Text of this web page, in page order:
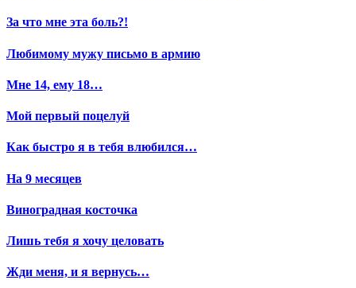
За что мне эта боль?!
Любимому мужу письмо в армию
Мне 14, ему 18…
Мой первый поцелуй
Как быстро я в тебя влюбился…
На 9 месяцев
Виноградная косточка
Лишь тебя я хочу целовать
Жди меня, и я вернусь…